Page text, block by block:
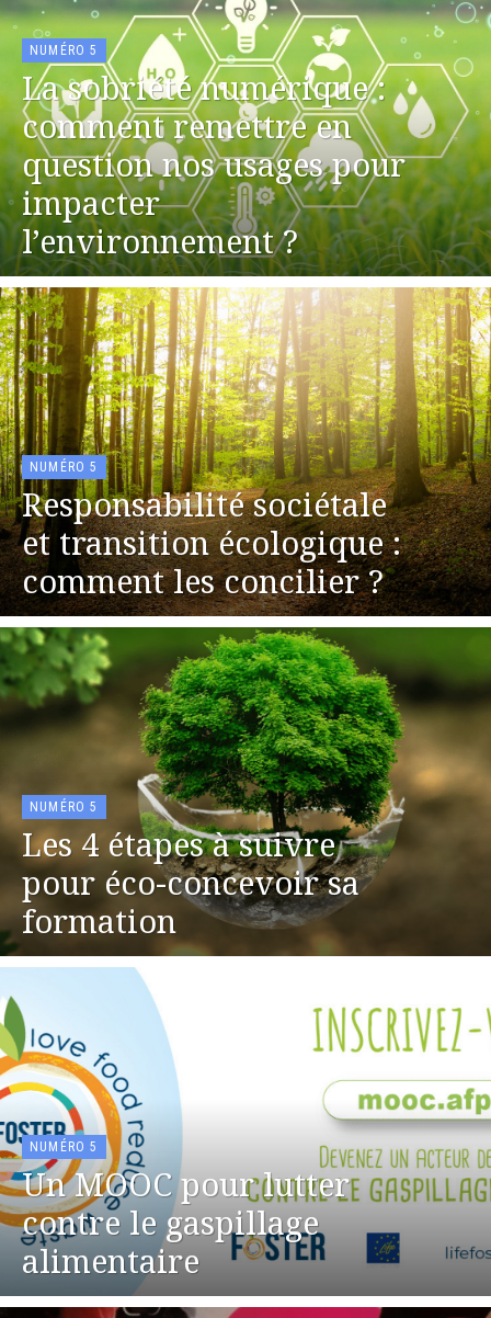
NUMÉRO 5
La sobriété numérique :
comment remettre en
question nos usages pour
impacter
l’environnement ?
NUMÉRO 5
Responsabilité sociétale
et transition écologique :
comment les concilier ?
NUMÉRO 5
Les 4 étapes à suivre
pour éco-concevoir sa
formation
NUMÉRO 5
Un MOOC pour lutter
contre le gaspillage
alimentaire